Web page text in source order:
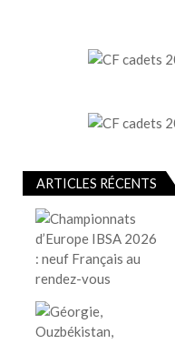
l
’
ARTICLES RÉCENTS